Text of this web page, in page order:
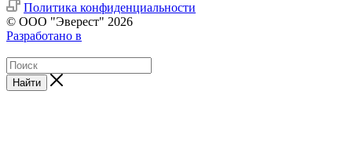
Политика конфиденциальности
© ООО "Эверест" 2026
Разработано в
Найти